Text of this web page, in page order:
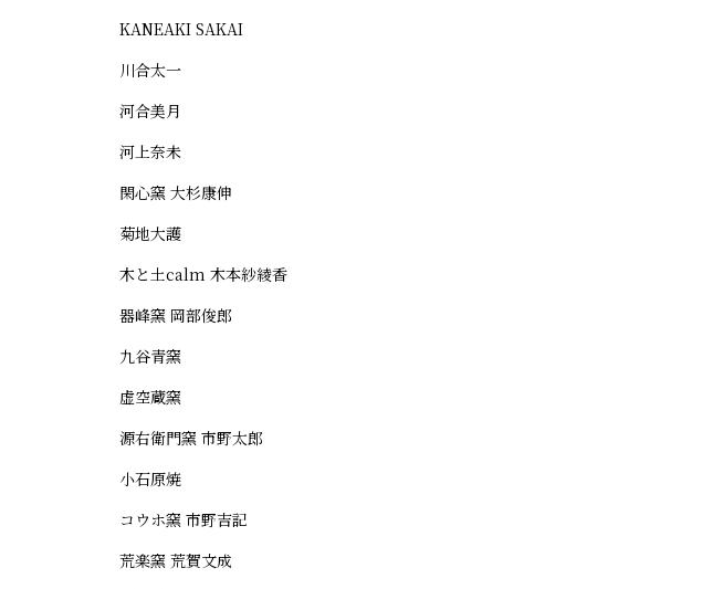
KANEAKI SAKAI
川合太一
河合美月
河上奈未
閑心窯 大杉康伸
菊地大護
木と土calm 木本紗綾香
器峰窯 岡部俊郎
九谷青窯
虚空蔵窯
源右衛門窯 市野太郎
小石原焼
コウホ窯 市野吉記
荒楽窯 荒賀文成